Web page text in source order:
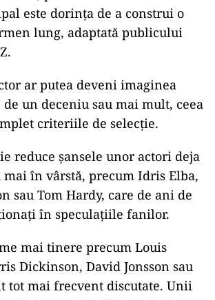
este dorința de a construi o
lung, adaptată publicului
ar putea deveni imaginea
un deceniu sau mai mult, ceea
criteriile de selecție.
reduce șansele unor actori deja
mai în vârstă, precum Idris Elba,
sau Tom Hardy, care de ani de
în speculațiile fanilor.
mai tinere precum Louis
Dickinson, David Jonsson sau
tot mai frecvent discutate. Unii